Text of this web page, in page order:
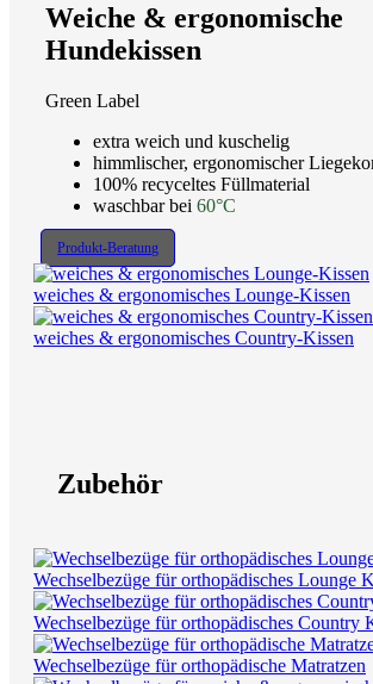
Weiche & ergonomische
Hundekissen
Green Label
extra weich und kuschelig
himmlischer, ergonomischer
100% recyceltes Füllmaterial
waschbar bei 60°C
Produkt-Beratung
weiches & ergonomisches Lounge-Kissen
weiches & ergonomisches Country-Kissen
Zubehör
Wechselbezüge für orthopädisches Lounge
Wechselbezüge für orthopädisches Country
Wechselbezüge für orthopädische Matratzen